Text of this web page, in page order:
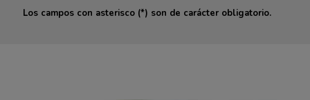
Los campos con asterisco (*) son de carácter obligatorio.